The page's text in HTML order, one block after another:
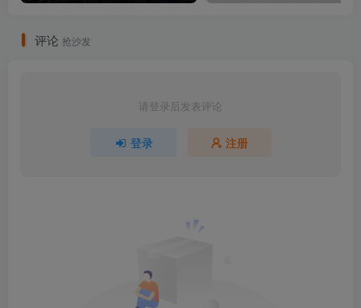
评论 抢沙发
请登录后发表评论
登录 注册